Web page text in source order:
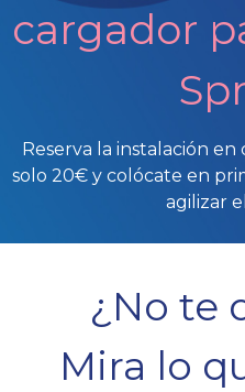
cargador
Reserva la instalación
solo 20€ y colócate en
agilizar
¿No te
Mira lo